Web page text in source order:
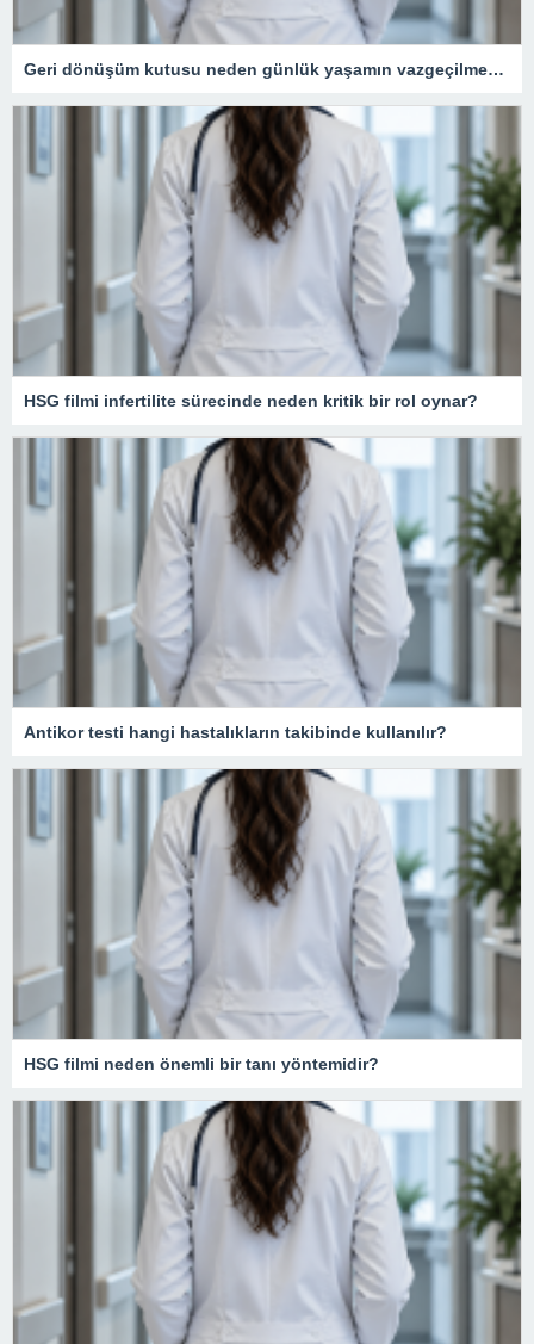
Geri dönüşüm kutusu neden günlük yaşamın vazgeçilmezidir?
HSG filmi infertilite sürecinde neden kritik bir rol oynar?
Antikor testi hangi hastalıkların takibinde kullanılır?
HSG filmi neden önemli bir tanı yöntemidir?